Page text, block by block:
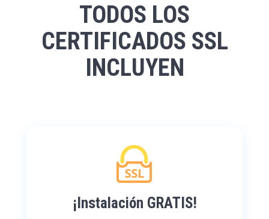
TODOS LOS
CERTIFICADOS SSL
INCLUYEN
¡Instalación GRATIS!